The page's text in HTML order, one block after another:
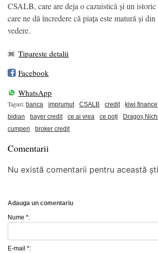
CSALB, care are deja o cazuistică și un
care ne dă încredere că piața este matură și
vedere.
Tipareste detalii
Facebook
WhatsApp
Taguri: banca imprumut CSALB credit kiwi finance
bidian
bayer credit ce ai vrea ce poți Dragoș
cumperi
broker credit
Comentarii
Nu există comentarii pentru această
Adauga un comentariu
Nume *:
E-mail *: